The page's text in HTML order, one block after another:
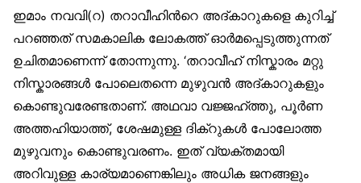
ഇമാം നവവി(റ) തറാവീഹിന്‍റെ അദ്കാറുകളെ കുറിച്ച്
പറഞ്ഞത് സമകാലിക ലോകത്ത് ഓര്‍മപ്പെടുത്തുന്നത്
ഉചിതമാണെന്ന് തോന്നുന്നു. ‘തറാവീഹ് നിസ്കാരം മറ്റു
നിസ്കാരങ്ങള്‍ പോലെതന്നെ മുഴുവന്‍ അദ്കാറുകളും
കൊണ്ടുവരേണ്ടതാണ്. അഥവാ വജ്ജഹ്ത്തു, പൂര്‍ണ
അത്തഹിയാത്ത്, ശേഷമുള്ള ദിക്റുകള്‍ പോലോത്ത
മുഴുവനും കൊണ്ടുവരണം. ഇത് വ്യക്തമായി
അറിവുള്ള കാര്യമാണെങ്കിലും അധിക ജനങ്ങളും